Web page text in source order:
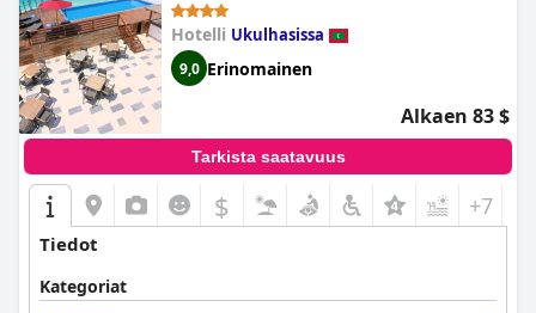
Hotelli Ukulhasissa
9,0 Erinomainen
Alkaen 83 $
Tarkista saatavuus
$ +7
Tiedot
Kategoriat